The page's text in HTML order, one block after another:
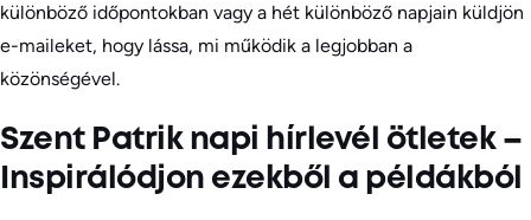
különböző időpontokban vagy a hét különböző napjain küldjön
e-maileket, hogy lássa, mi működik a legjobban a
közönségével.
Szent Patrik napi hírlevél ötletek –
Inspirálódjon ezekből a példákból